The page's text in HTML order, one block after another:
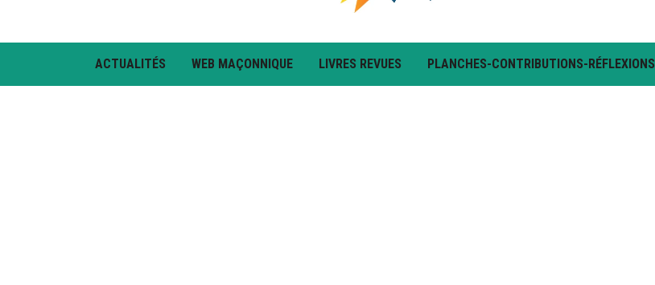
ACTUALITÉS WEB MAÇONNIQUE LIVRES REVUES PLANCHES-CONTRIBUTIONS-RÉFLEXIONS